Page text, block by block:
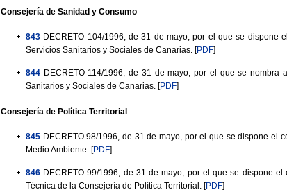
Consejería de Sanidad y Consumo
843 DECRETO 104/1996, de 31 de mayo, por el que se dispone
Servicios Sanitarios y Sociales de Canarias. [PDF]
844 DECRETO 114/1996, de 31 de mayo, por el que se
Sanitarios y Sociales de Canarias. [PDF]
Consejería de Política Territorial
845 DECRETO 98/1996, de 31 de mayo, por el que se dispone el
Medio Ambiente. [PDF]
846 DECRETO 99/1996, de 31 de mayo, por el que se dispone
Técnica de la Consejería de Política Territorial. [PDF]